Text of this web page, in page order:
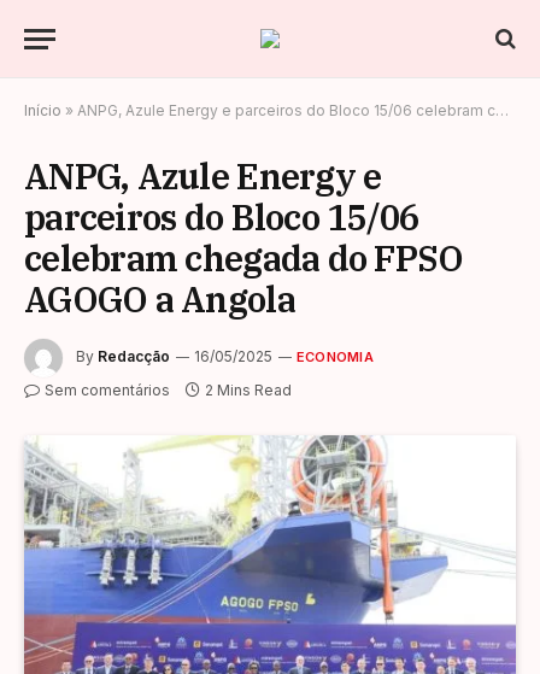
Início » ANPG, Azule Energy e parceiros do Bloco 15/06 celebram chegada do FPSO AGOGO a Angola
ANPG, Azule Energy e
parceiros do Bloco 15/06
celebram chegada do FPSO
AGOGO a Angola
By Redacção 16/05/2025 ECONOMIA
Sem comentários 2 Mins Read